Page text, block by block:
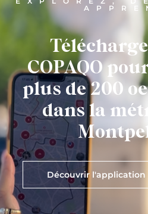
COPAQO
plus de 200
dans la
Découvrir l'application